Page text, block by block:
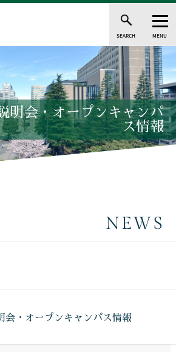
SEARCH MENU
明会・オープンキャンパ
ス情報
NEWS
会・オープンキャンパス情報